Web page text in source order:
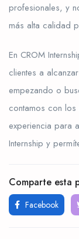
profesionales, y
más alta calidad
En CROM
clientes a
empezando o
contamos con
experiencia para
Internship y
Comparte esta
Facebook